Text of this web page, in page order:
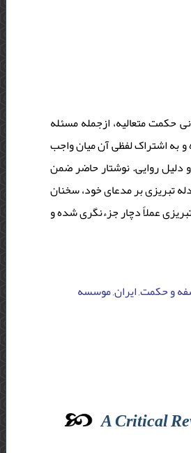
حکمت متعالیه، ازجمله مسئله
به اشتراک لفظی آن میان واجب
دلیل روایی. نوشتار حاضر ضمن
تبریزی بر مدعای خود، سخنان
عملاً دچار جزء‌نگری شده و
و حکمت, ایران, موسسه
A Critical